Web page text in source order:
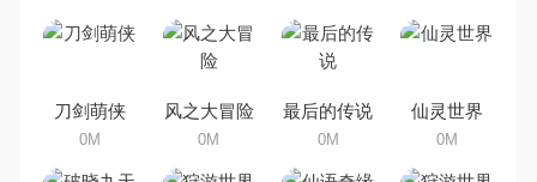
色手机游戏有哪些呢？游戏今天，
乐途下载站小编芒果味的怪咖给大
集，欢迎大家前来选择下载体验
刀剑萌侠
0M
风之大冒险
0M
最后的传说
0M
仙灵世界
0M